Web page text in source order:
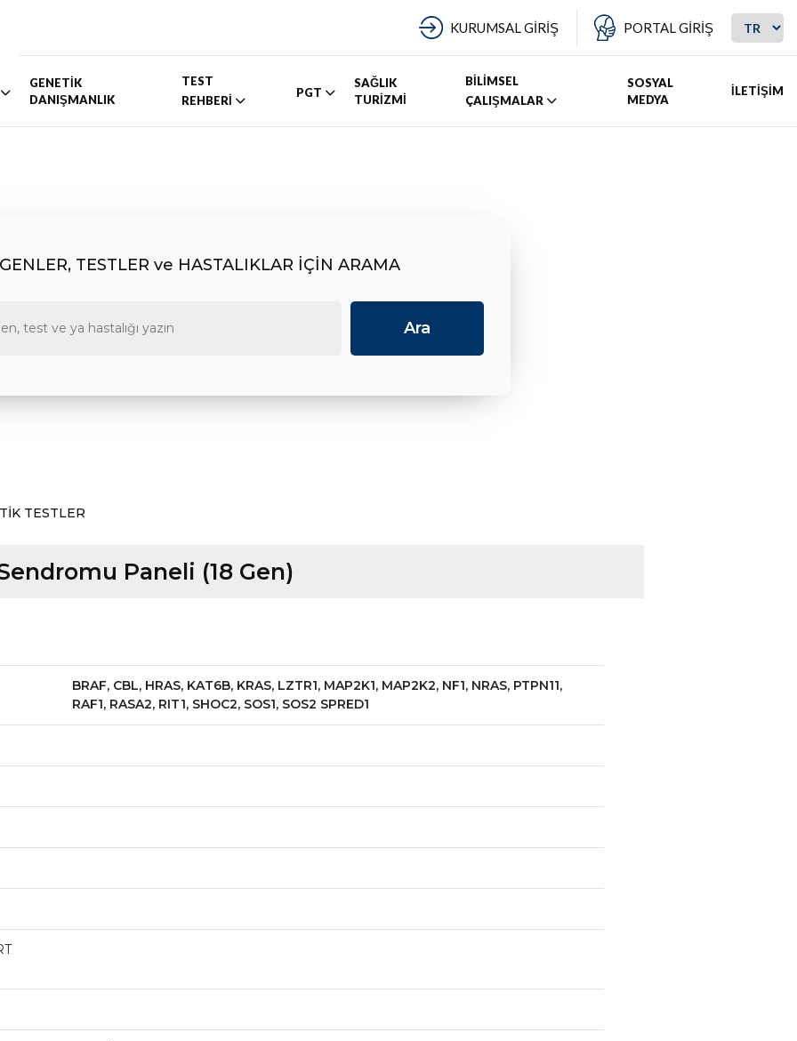
KURUMSAL GİRİŞ PORTAL GİRİŞ
GENETİK
DANIŞMANLIK
TEST
REHBERİ
PGT
SAĞLIK
TURİZMİ
BİLİMSEL
ÇALIŞMALAR
SOSYAL
MEDYA
İLETİŞİM
TESTLER ve HASTALIKLAR İÇİN ARAMA
TESTLER
Paneli (18 Gen)
BRAF, CBL, HRAS, KAT6B, KRAS, LZTR1, MAP2K1, MAP2K2, NF1, NRAS, PTPN11,
RAF1, RASA2, RIT1, SHOC2, SOS1, SOS2 SPRED1